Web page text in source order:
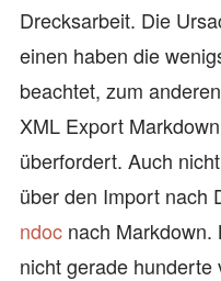
Drecksarbeit. Die
einen haben die
beachtet, zum
XML Export
überfordert. Auch
über den Import nach
ndoc nach
nicht gerade